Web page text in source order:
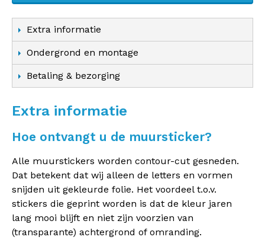
Extra informatie
Ondergrond en montage
Betaling & bezorging
Extra informatie
Hoe ontvangt u de muursticker?
Alle muurstickers worden contour-cut gesneden.
Dat betekent dat wij alleen de letters en vormen
snijden uit gekleurde folie. Het voordeel t.o.v.
stickers die geprint worden is dat de kleur jaren
lang mooi blijft en niet zijn voorzien van
(transparante) achtergrond of omranding.